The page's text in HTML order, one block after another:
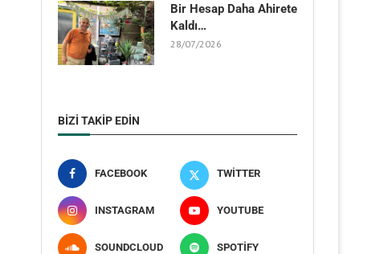
Bir Hesap Daha Ahirete
Kaldı…
28/07/2026
BIZI TAKIP EDIN
FACEBOOK TWITTER
INSTAGRAM YOUTUBE
SOUNDCLOUD SPOTIFY